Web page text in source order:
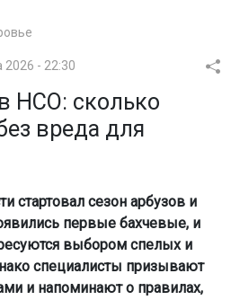
2026 - 22:30
НСО: сколько
вреда для
стартовал сезон арбузов и
первые бахчевые, и
выбором спелых и
специалисты призывают
и напоминают о правилах,